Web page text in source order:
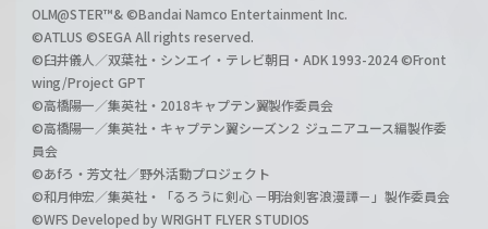
OLM@STER™& ©Bandai Namco Entertainment Inc.
©ATLUS ©SEGA All rights reserved.
©臼井儀人／双葉社・シンエイ・テレビ朝日・ADK 1993-2024 ©Front
wing/Project GPT
©高橋陽一／集英社・2018キャプテン翼製作委員会
©高橋陽一／集英社・キャプテン翼シーズン２ ジュニアユース編製作委
員会
©あfろ・芳文社／野外活動プロジェクト
©和月伸宏／集英社・「るろうに剣心 －明治剣客浪漫譚－」製作委員会
©WFS Developed by WRIGHT FLYER STUDIOS